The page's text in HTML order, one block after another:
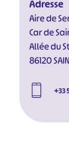
Adresse
Aire de
Car de
Allée du
86120
+33